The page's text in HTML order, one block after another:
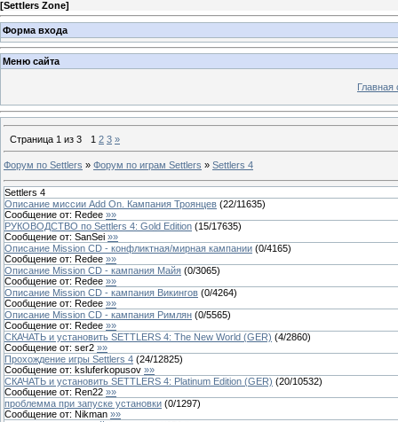
[Settlers Zone]
Форма входа
Меню сайта
Главная
Страница 1 из 3 1 2 3 »
Форум по Settlers » Форум по играм Settlers » Settlers 4
Settlers 4
Описание миссии Add On. Кампания Троянцев (22/11635)
Сообщение от: Redee »»
РУКОВОДСТВО по Settlers 4: Gold Edition (15/17635)
Сообщение от: SanSei »»
Описание Mission CD - конфликтная/мирная кампании (0/4165)
Сообщение от: Redee »»
Описание Mission CD - кампания Майя (0/3065)
Сообщение от: Redee »»
Описание Mission CD - кампания Викингов (0/4264)
Сообщение от: Redee »»
Описание Mission CD - кампания Римлян (0/5565)
Сообщение от: Redee »»
СКАЧАТЬ и установить SETTLERS 4: The New World (GER) (4/2860)
Сообщение от: ser2 »»
Прохождение игры Settlers 4 (24/12825)
Сообщение от: ksluferkopusov »»
СКАЧАТЬ и установить SETTLERS 4: Platinum Edition (GER) (20/10532)
Сообщение от: Ren22 »»
проблемма при запуске установки (0/1297)
Сообщение от: Nikman »»